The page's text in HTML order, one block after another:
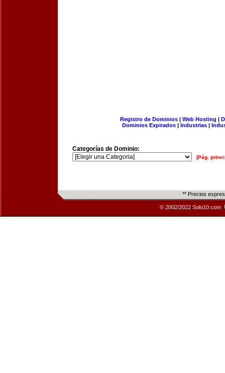
Registro de Dominios| Web Hosting |
Dominios Expirados | Industrias |
Categorías de Dominio:
[Pág.
** Precios
© 2002/2022 Solo10.com